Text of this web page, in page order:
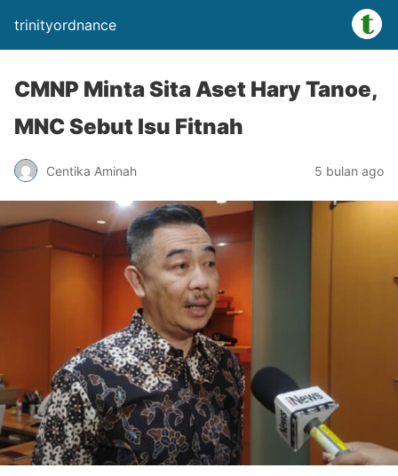
trinityordnance
CMNP Minta Sita Aset Hary Tanoe,
MNC Sebut Isu Fitnah
Centika Aminah 5 bulan ago